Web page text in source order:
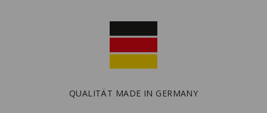
QUALITÄT MADE IN GERMANY